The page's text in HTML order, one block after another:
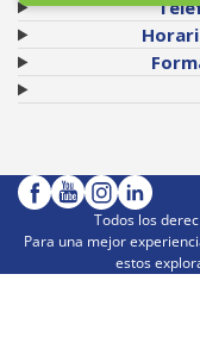
Todos los
Para una mejor
estos